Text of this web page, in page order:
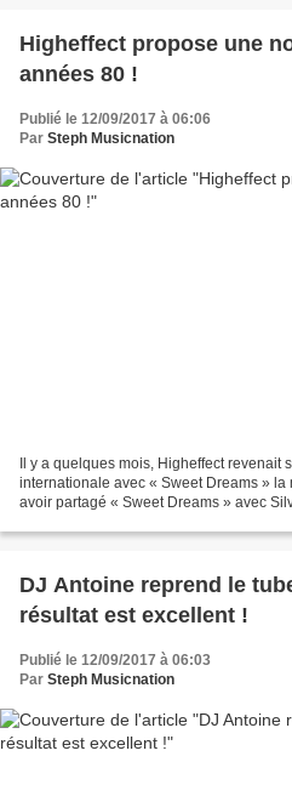
Higheffect propose une
années 80 !
Publié le 12/09/2017 à 06:06
Par Steph Musicnation
Il y a quelques mois, Higheffect revenait
internationale avec « Sweet Dreams » la
avoir partagé « Sweet Dreams » avec
DJ Antoine reprend le
résultat est excellent !
Publié le 12/09/2017 à 06:03
Par Steph Musicnation